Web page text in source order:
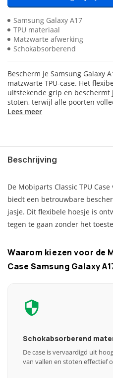
Samsung Galaxy A17
TPU materiaal
Matzwarte afwerking
Schokabsorberend
Bescherm je Samsung Galaxy
matzwarte TPU-case. Het
uitstekende grip en beschermt
stoten, terwijl alle poorten
Lees meer
Beschrijving
De Mobiparts Classic TPU
biedt een betrouwbare
jasje. Dit flexibele hoesje is
tegen te gaan zonder het
Waarom kiezen voor de
Case Samsung Galaxy
Schokabsorberend
De case is vervaardigd uit
van vallen en stoten effectief